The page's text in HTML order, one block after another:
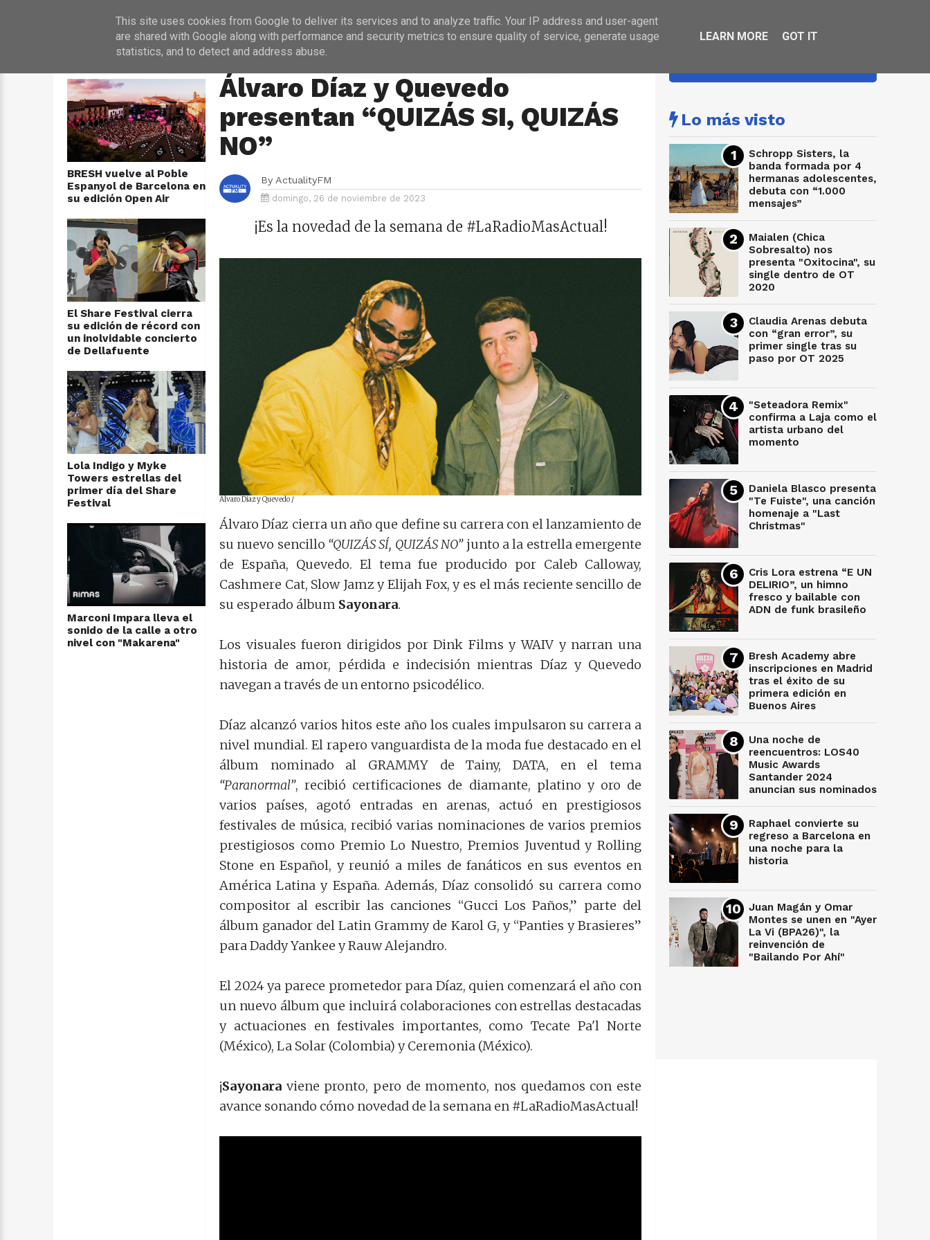
INICIO NOTICIAS PROGRAMACIÓN ENTREVISTAS
BRESH vuelve al Poble
Espanyol de Barcelona en
su edición Open Air
El Share Festival cierra
su edición de récord con
un inolvidable concierto
de Dellafuente
Lola Indigo y Myke
Towers estrellas del
primer día del Share
Festival
Marconi Impara lleva el
sonido de la calle a otro
nivel con "Makarena"
Álvaro Díaz y Quevedo
presentan “QUIZÁS SI, QUIZÁS
NO”
By ActualityFM
domingo, 26 de noviembre de 2023
¡Es la novedad de la semana de #LaRadioMasActual!
Álvaro Diaz y Quevedo /
Álvaro Díaz cierra un año que define su carrera con el lanzamiento de
su nuevo sencillo “QUIZÁS SÍ, QUIZÁS NO”junto a la estrella emergente
de España, Quevedo. El tema fue producido por Caleb Calloway,
Cashmere Cat, Slow Jamz y Elijah Fox, y es el más reciente sencillo de
su esperado álbum Sayonara.
Los visuales fueron dirigidos por Dink Films y WAIV y narran una
historia de amor, pérdida e indecisión mientras Díaz y Quevedo
navegan a través de un entorno psicodélico.
Díaz alcanzó varios hitos este año los cuales impulsaron su carrera a
nivel mundial. El rapero vanguardista de la moda fue destacado en el
álbum nominado al GRAMMY de Tainy, DATA, en el tema
“Paranormal”, recibió certificaciones de diamante, platino y oro de
varios países, agotó entradas en arenas, actuó en prestigiosos
festivales de música, recibió varias nominaciones de varios premios
prestigiosos como Premio Lo Nuestro, Premios Juventud y Rolling
Stone en Español, y reunió a miles de fanáticos en sus eventos en
América Latina y España. Además, Díaz consolidó su carrera como
compositor al escribir las canciones “Gucci Los Paños,” parte del
álbum ganador del Latin Grammy de Karol G, y “Panties y Brasieres”
para Daddy Yankee y Rauw Alejandro.
El 2024 ya parece prometedor para Díaz, quien comenzará el año con
un nuevo álbum que incluirá colaboraciones con estrellas destacadas
y actuaciones en festivales importantes, como Tecate Pa'l Norte
(México), La Solar (Colombia) y Ceremonia (México).
¡Sayonara viene pronto, pero de momento, nos quedamos con este
avance sonando cómo novedad de la semana en #LaRadioMasActual!
Lo más visto
Schropp Sisters, la
banda formada por 4
hermanas adolescentes,
debuta con “1.000
mensajes”
Maialen (Chica
Sobresalto) nos
presenta "Oxitocina", su
single dentro de OT
2020
Claudia Arenas debuta
con “gran error”, su
primer single tras su
paso por OT 2025
"Seteadora Remix"
confirma a Laja como el
artista urbano del
momento
Daniela Blasco presenta
"Te Fuiste", una canción
homenaje a "Last
Christmas"
Cris Lora estrena “E UN
DELIRIO”, un himno
fresco y bailable con
ADN de funk brasileño
Bresh Academy abre
inscripciones en Madrid
tras el éxito de su
primera edición en
Buenos Aires
Una noche de
reencuentros: LOS40
Music Awards
Santander 2024
anuncian sus nominados
Raphael convierte su
regreso a Barcelona en
una noche para la
historia
Juan Magán y Omar
Montes se unen en "Ayer
La Vi (BPA26)", la
reinvención de
"Bailando Por Ahí"
This site uses cookies from Google to deliver its services and to analyze traffic. Your IP address and user-agent
are shared with Google along with performance and security metrics to ensure quality of service, generate usage
statistics, and to detect and address abuse.
LEARN MORE GOT IT